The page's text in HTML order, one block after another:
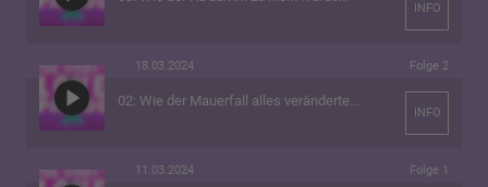
INFO
18.03.2024 Folge 2
02: Wie der Mauerfall alles veränderte...
INFO
11.03.2024 Folge 1